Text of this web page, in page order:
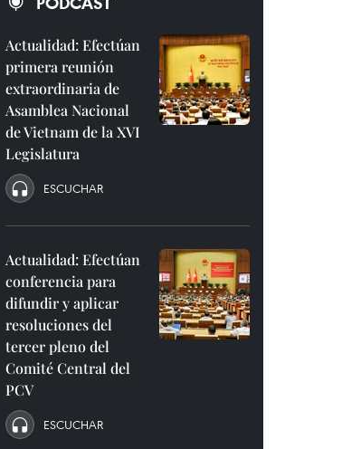
Actualidad: Efectúan
primera reunión
extraordinaria de
Asamblea Nacional
de Vietnam de la XVI
Legislatura
ESCUCHAR
Actualidad: Efectúan
conferencia para
difundir y aplicar
resoluciones del
tercer pleno del
Comité Central del
PCV
ESCUCHAR